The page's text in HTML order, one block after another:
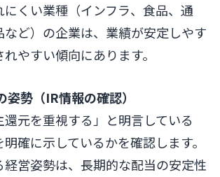
くい業種（インフラ、食品、通
ど）の企業は、業績が安定しやす
やすい傾向にあります。
勢（IR情報の確認）
元を重視する」と明言している
確に示しているかを確認します。
経営姿勢は、長期的な配当の安定性